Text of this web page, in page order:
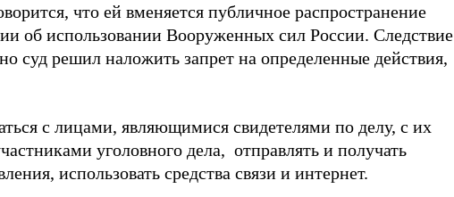
что ей вменяется публичное распространение
об использовании Вооруженных сил России. Следствие
суд решил наложить запрет на определенные действия,
с лицами, являющимися свидетелями по делу, с их
уголовного дела, отправлять и получать
использовать средства связи и интернет.